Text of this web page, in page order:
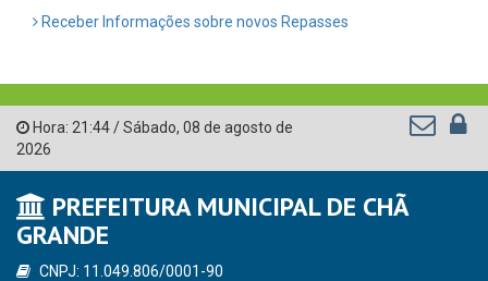
Receber Informações sobre novos Repasses
Hora: 21:44/Sábado, 08 de agosto de
2026
PREFEITURA MUNICIPAL DE CHÃ
GRANDE
CNPJ: 11.049.806/0001-90